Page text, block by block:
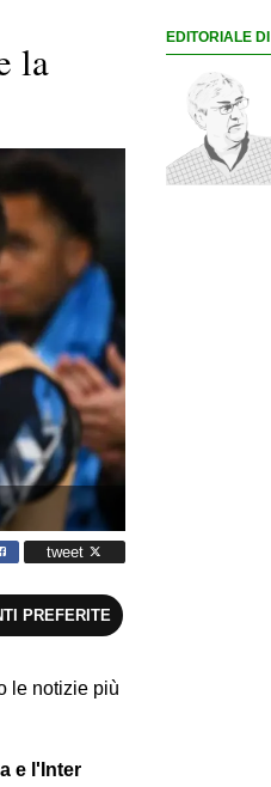
la
tweet
PREFERITE
le notizie più
e l'Inter
EDITORIALE